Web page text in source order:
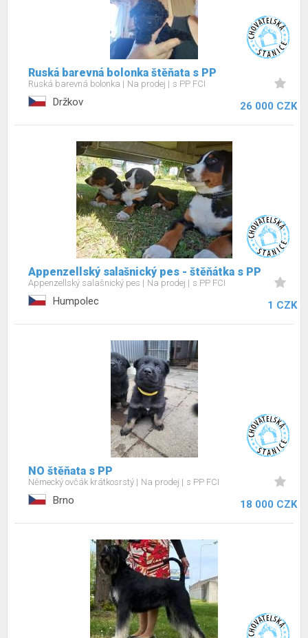
Ruská barevná bolonka štěňata s PP
Ruská barevná bolonka Na prodej s PP FCI
Držkov 26 000 CZK
Appenzellský salašnický pes - štěňátka s PP
Appenzellský salašnický pes Na prodej s PP FCI
Humpolec 1 CZK
NO štěňata s PP
Německý ovčák krátkosrstý Na prodej s PP FCI
Brno 18 000 CZK